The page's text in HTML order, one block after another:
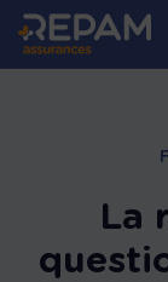
La